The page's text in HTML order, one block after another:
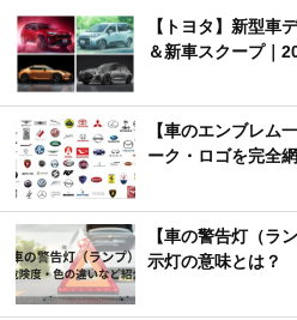
【トヨタ】新型車
＆新車スクープ｜
【車のエンブレム
ーク・ロゴを完全
【車の警告灯（ラ
示灯の意味とは？